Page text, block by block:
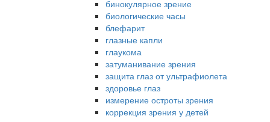
бинокулярное зрение
биологические часы
блефарит
глазные капли
глаукома
затуманивание зрения
защита глаз от ультрафиолета
здоровье глаз
измерение остроты зрения
коррекция зрения у детей